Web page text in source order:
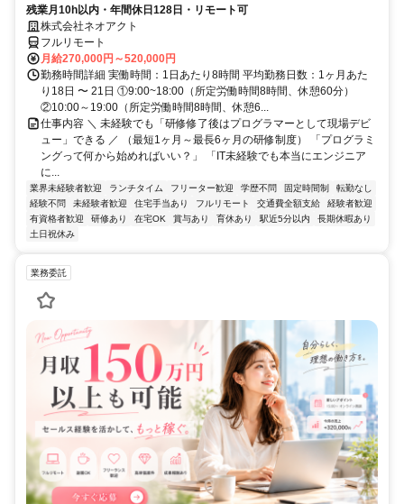
残業月10h以内・年間休日128日・リモート可
株式会社ネオアクト
フルリモート
月給270,000円～520,000円
勤務時間詳細 実働時間：1日あたり8時間 平均勤務日数：1ヶ月あた
り18日 〜 21日 ①9:00~18:00（所定労働時間8時間、休憩60分）
②10:00～19:00（所定労働時間8時間、休憩6...
仕事内容 ＼ 未経験でも「研修修了後はプログラマーとして現場デビ
ュー」できる ／ （最短1ヶ月～最長6ヶ月の研修制度） 「プログラミ
ングって何から始めればいい？」 「IT未経験でも本当にエンジニア
に...
業界未経験者歓迎 ランチタイム フリーター歓迎 学歴不問 固定時間制
転勤なし
経験不問
未経験者歓迎 住宅手当あり フルリモート 交通費全額支給
経験者歓迎
有資格者歓迎
研修あり 在宅OK 賞与あり 育休あり 駅近5分以内
長期休暇あり
土日祝休み
業務委託